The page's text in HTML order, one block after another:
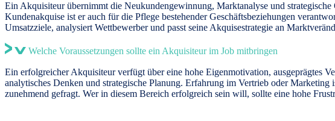
Ein Akquisiteur übernimmt die Neukundengewinnung, Marktanalyse und
Kundenakquise ist er auch für die Pflege bestehender Geschäftsbeziehungen
Umsatzziele, analysiert Wettbewerber und passt seine Akquisestrategie an
Welche Voraussetzungen sollte ein Akquisiteur im Job mitbringen
Ein erfolgreicher Akquisiteur verfügt über eine hohe Eigenmotivation, ausgeprägtes
analytisches Denken und strategische Planung. Erfahrung im Vertrieb oder
zunehmend gefragt. Wer in diesem Bereich erfolgreich sein will, sollte eine hohe